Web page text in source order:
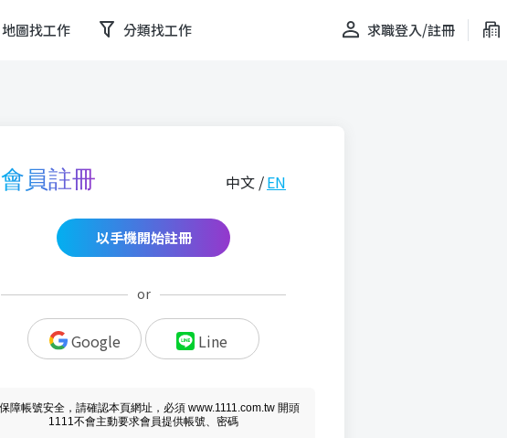
地圖找工作 分類找工作 求職登入/註冊
會員註冊 中文 /EN
以手機開始註冊
or
Google Line
障帳號安全，請確認本頁網址，必須 www.1111.com.tw 開頭
1111不會主動要求會員提供帳號、密碼